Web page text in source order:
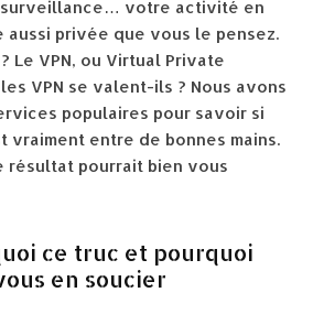
votre activité en
aussi privée que vous le pensez.
Le VPN, ou Virtual Private
VPN se valent-ils ? Nous avons
populaires pour savoir si
entre de bonnes mains.
résultat pourrait bien vous
ce truc et pourquoi
en soucier